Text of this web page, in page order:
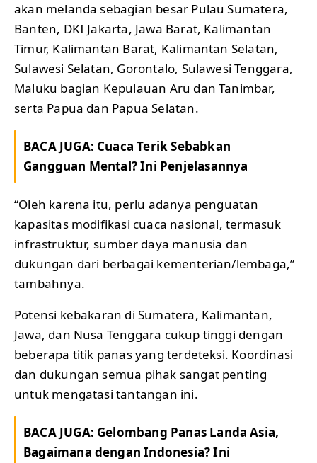
akan melanda sebagian besar Pulau Sumatera,
Banten, DKI Jakarta, Jawa Barat, Kalimantan
Timur, Kalimantan Barat, Kalimantan Selatan,
Sulawesi Selatan, Gorontalo, Sulawesi Tenggara,
Maluku bagian Kepulauan Aru dan Tanimbar,
serta Papua dan Papua Selatan.
BACA JUGA: Cuaca Terik Sebabkan
Gangguan Mental? Ini Penjelasannya
“Oleh karena itu, perlu adanya penguatan
kapasitas modifikasi cuaca nasional, termasuk
infrastruktur, sumber daya manusia dan
dukungan dari berbagai kementerian/lembaga,”
tambahnya.
Potensi kebakaran di Sumatera, Kalimantan,
Jawa, dan Nusa Tenggara cukup tinggi dengan
beberapa titik panas yang terdeteksi. Koordinasi
dan dukungan semua pihak sangat penting
untuk mengatasi tantangan ini.
BACA JUGA: Gelombang Panas Landa Asia,
Bagaimana dengan Indonesia? Ini